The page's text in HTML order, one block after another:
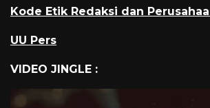
Kode Etik Redaksi dan
UU Pers
VIDEO JINGLE :